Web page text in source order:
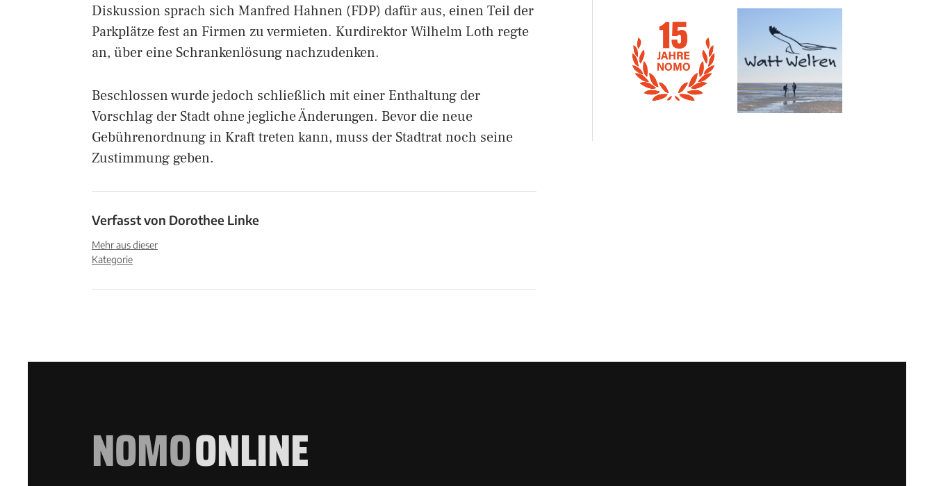
Diskussion sprach sich Manfred Hahnen (FDP) dafür aus, einen Teil der
Parkplätze fest an Firmen zu vermieten. Kurdirektor Wilhelm Loth regte
an, über eine Schrankenlösung nachzudenken.
Beschlossen wurde jedoch schließlich mit einer Enthaltung der
Vorschlag der Stadt ohne jegliche Änderungen. Bevor die neue
Gebührenordnung in Kraft treten kann, muss der Stadtrat noch seine
Zustimmung geben.
Verfasst von Dorothee Linke
Mehr aus dieser
Kategorie
NOMOONLINE